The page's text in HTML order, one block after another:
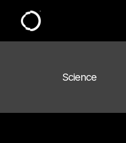
content
Science